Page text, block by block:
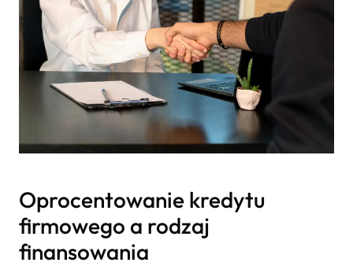
Oprocentowanie kredytu
firmowego a rodzaj
finansowania